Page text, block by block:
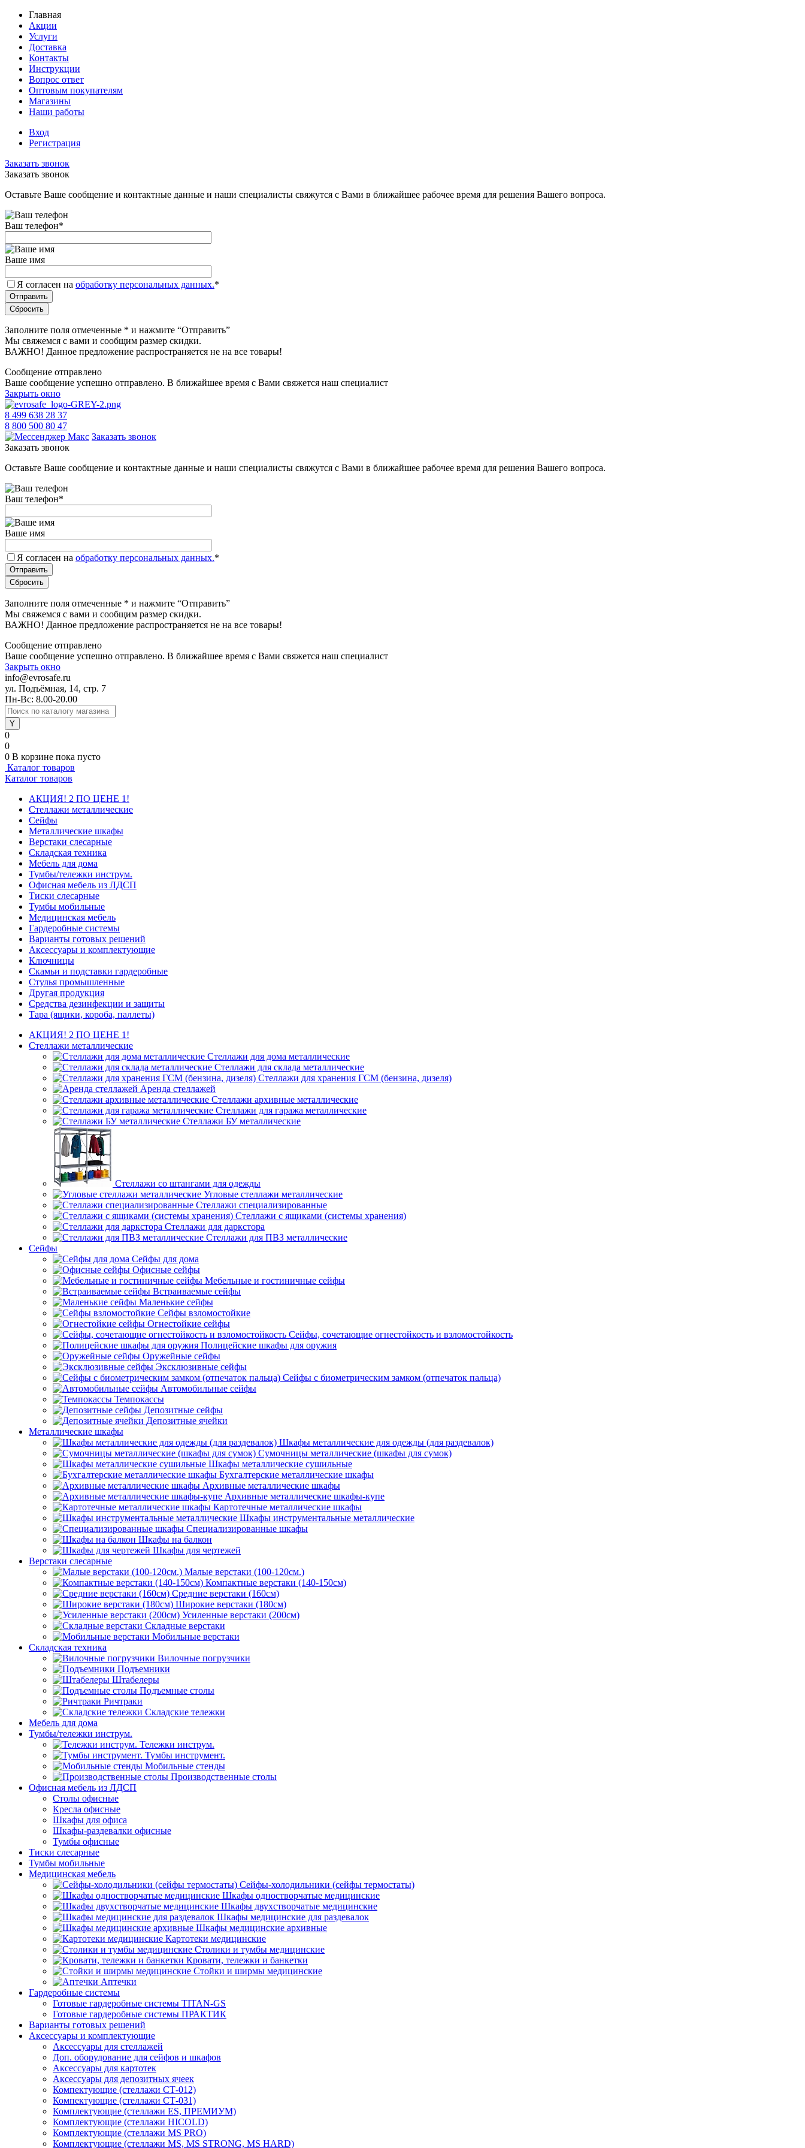
Главная
Акции
Услуги
Доставка
Контакты
Инструкции
Вопрос ответ
Оптовым покупателям
Магазины
Наши работы
Вход
Регистрация
Заказать звонок
Заказать звонок
Оставьте Ваше сообщение и контактные данные и наши специалисты свяжутся с Вами в ближайшее рабочее время для решения Вашего вопроса.
Ваш телефон*
Ваше имя
Я согласен на обработку персональных данных.*
Заполните поля отмеченные * и нажмите “Отправить”
Мы свяжемся с вами и сообщим размер скидки.
ВАЖНО! Данное предложение распространяется не на все товары!
Сообщение отправлено
Ваше сообщение успешно отправлено. В ближайшее время с Вами свяжется наш специалист
Закрыть окно
8 499 638 28 37
8 800 500 80 47
Заказать звонок
Заказать звонок
Оставьте Ваше сообщение и контактные данные и наши специалисты свяжутся с Вами в ближайшее рабочее время для решения Вашего вопроса.
Ваш телефон*
Ваше имя
Я согласен на обработку персональных данных.*
Заполните поля отмеченные * и нажмите “Отправить”
Мы свяжемся с вами и сообщим размер скидки.
ВАЖНО! Данное предложение распространяется не на все товары!
Сообщение отправлено
Ваше сообщение успешно отправлено. В ближайшее время с Вами свяжется наш специалист
Закрыть окно
info@evrosafe.ru
ул. Подъёмная, 14, стр. 7
Пн-Вс: 8.00-20.00
0
0
0 В корзине пока пусто
Каталог товаров
Каталог товаров
АКЦИЯ! 2 ПО ЦЕНЕ 1!
Стеллажи металлические
Сейфы
Металлические шкафы
Верстаки слесарные
Складская техника
Мебель для дома
Тумбы/тележки инструм.
Офисная мебель из ЛДСП
Тиски слесарные
Тумбы мобильные
Медицинская мебель
Гардеробные системы
Варианты готовых решений
Аксессуары и комплектующие
Ключницы
Скамьи и подставки гардеробные
Стулья промышленные
Другая продукция
Средства дезинфекции и защиты
Тара (ящики, короба, паллеты)
АКЦИЯ! 2 ПО ЦЕНЕ 1!
Стеллажи металлические
Стеллажи для дома металлические
Стеллажи для склада металлические
Стеллажи для хранения ГСМ (бензина, дизеля)
Аренда стеллажей
Стеллажи архивные металлические
Стеллажи для гаража металлические
Стеллажи БУ металлические
Стеллажи со штангами для одежды
Угловые стеллажи металлические
Стеллажи специализированные
Стеллажи с ящиками (системы хранения)
Стеллажи для даркстора
Стеллажи для ПВЗ металлические
Сейфы
Сейфы для дома
Офисные сейфы
Мебельные и гостиничные сейфы
Встраиваемые сейфы
Маленькие сейфы
Сейфы взломостойкие
Огнестойкие сейфы
Сейфы, сочетающие огнестойкость и взломостойкость
Полицейские шкафы для оружия
Оружейные сейфы
Эксклюзивные сейфы
Сейфы с биометрическим замком (отпечаток пальца)
Автомобильные сейфы
Темпокассы
Депозитные сейфы
Депозитные ячейки
Металлические шкафы
Шкафы металлические для одежды (для раздевалок)
Сумочницы металлические (шкафы для сумок)
Шкафы металлические сушильные
Бухгалтерские металлические шкафы
Архивные металлические шкафы
Архивные металлические шкафы-купе
Картотечные металлические шкафы
Шкафы инструментальные металлические
Специализированные шкафы
Шкафы на балкон
Шкафы для чертежей
Верстаки слесарные
Малые верстаки (100-120см.)
Компактные верстаки (140-150см)
Средние верстаки (160см)
Широкие верстаки (180см)
Усиленные верстаки (200см)
Складные верстаки
Мобильные верстаки
Складская техника
Вилочные погрузчики
Подъемники
Штабелеры
Подъемные столы
Ричтраки
Складские тележки
Мебель для дома
Тумбы/тележки инструм.
Тележки инструм.
Тумбы инструмент.
Мобильные стенды
Производственные столы
Офисная мебель из ЛДСП
Столы офисные
Кресла офисные
Шкафы для офиса
Шкафы-раздевалки офисные
Тумбы офисные
Тиски слесарные
Тумбы мобильные
Медицинская мебель
Сейфы-холодильники (сейфы термостаты)
Шкафы одностворчатые медицинские
Шкафы двухстворчатые медицинские
Шкафы медицинские для раздевалок
Шкафы медицинские архивные
Картотеки медицинские
Столики и тумбы медицинские
Кровати, тележки и банкетки
Стойки и ширмы медицинские
Аптечки
Гардеробные системы
Готовые гардеробные системы TITAN-GS
Готовые гардеробные системы ПРАКТИК
Варианты готовых решений
Аксессуары и комплектующие
Аксессуары для стеллажей
Доп. оборудование для сейфов и шкафов
Аксессуары для картотек
Аксессуары для депозитных ячеек
Компектующие (стеллажи СТ-012)
Компектующие (стеллажи СТ-031)
Комплектующие (стеллажи ES, ПРЕМИУМ)
Комплектующие (стеллажи HICOLD)
Комплектующие (стеллажи MS PRO)
Комплектующие (стеллажи MS, MS STRONG, MS HARD)